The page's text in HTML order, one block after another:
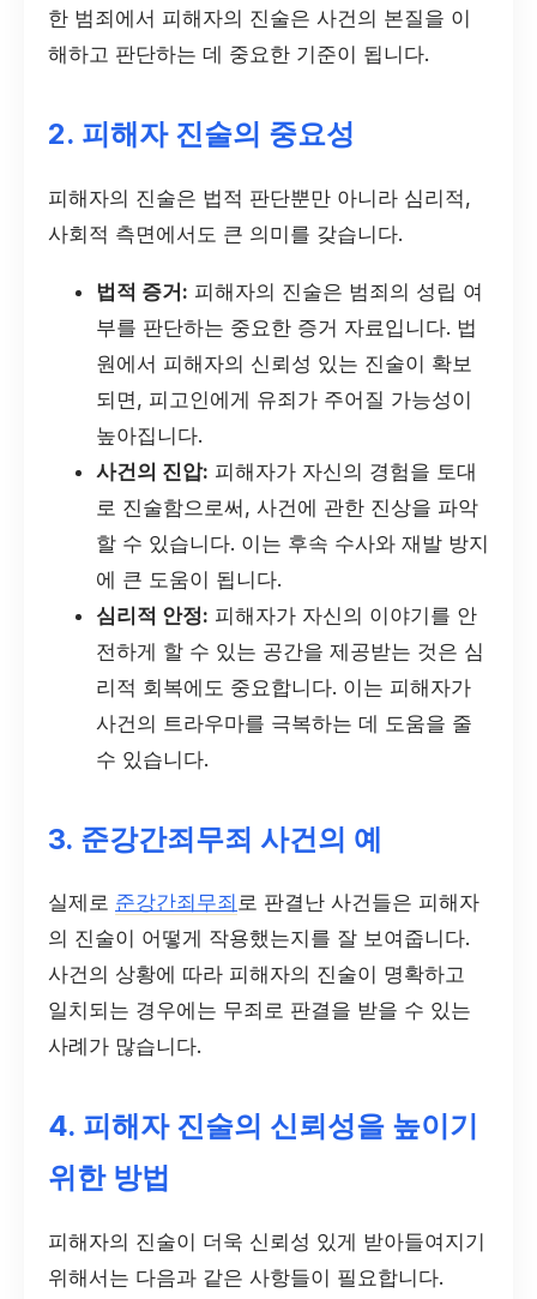
한 범죄에서 피해자의 진술은 사건의 본질을 이
해하고 판단하는 데 중요한 기준이 됩니다.
2. 피해자 진술의 중요성
피해자의 진술은 법적 판단뿐만 아니라 심리적,
사회적 측면에서도 큰 의미를 갖습니다.
법적 증거: 피해자의 진술은 범죄의 성립 여
부를 판단하는 중요한 증거 자료입니다. 법
원에서 피해자의 신뢰성 있는 진술이 확보
되면, 피고인에게 유죄가 주어질 가능성이
높아집니다.
사건의 진압: 피해자가 자신의 경험을 토대
로 진술함으로써, 사건에 관한 진상을 파악
할 수 있습니다. 이는 후속 수사와 재발 방지
에 큰 도움이 됩니다.
심리적 안정: 피해자가 자신의 이야기를 안
전하게 할 수 있는 공간을 제공받는 것은 심
리적 회복에도 중요합니다. 이는 피해자가
사건의 트라우마를 극복하는 데 도움을 줄
수 있습니다.
3. 준강간죄무죄 사건의 예
실제로 준강간죄무죄 로 판결난 사건들은 피해자
의 진술이 어떻게 작용했는지를 잘 보여줍니다.
사건의 상황에 따라 피해자의 진술이 명확하고
일치되는 경우에는 무죄로 판결을 받을 수 있는
사례가 많습니다.
4. 피해자 진술의 신뢰성을 높이기
위한 방법
피해자의 진술이 더욱 신뢰성 있게 받아들여지기
위해서는 다음과 같은 사항들이 필요합니다.